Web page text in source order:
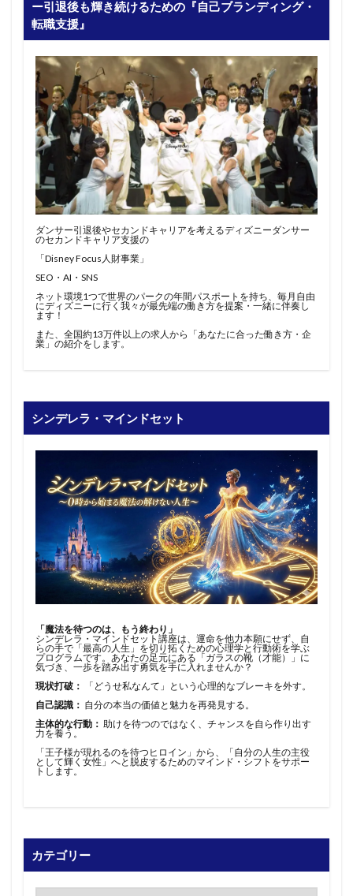
ー引退後も輝き続けるための『自己ブランディング・
転職支援』
ダンサー引退後やセカンドキャリアを考えるディズニーダンサー
のセカンドキャリア支援の
「Disney Focus人財事業」
SEO・AI・SNS
ネット環境1つで世界のパークの年間パスポートを持ち、毎月自由
にディズニーに行く我々が最先端の働き方を提案・一緒に伴奏し
ます！
また、全国約13万件以上の求人から「あなたに合った働き方・企
業」の紹介をします。
シンデレラ・マインドセット
「魔法を待つのは、もう終わり」
シンデレラ・マインドセット講座は、運命を他力本願にせず、自
らの手で「最高の人生」を切り拓くための心理学と行動術を学ぶ
プログラムです。あなたの足元にある「ガラスの靴（才能）」に
気づき、一歩を踏み出す勇気を手に入れませんか？
現状打破：
「どうせ私なんて」という心理的なブレーキを外す。
自己認識： 自分の本当の価値と魅力を再発見する。
主体的な行動： 助けを待つのではなく、チャンスを自ら作り出す
力を養う。
「王子様が現れるのを待つヒロイン」から、「自分の人生の主役
として輝く女性」へと脱皮するためのマインド・シフトをサポー
トします。
カテゴリー